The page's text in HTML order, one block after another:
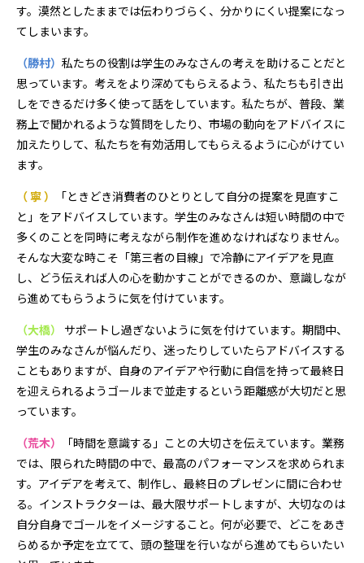
す。漠然としたままでは伝わりづらく、分かりにくい提案になっ
てしまいます。
（勝村） 私たちの役割は学生のみなさんの考えを助けることだと
思っています。考えをより深めてもらえるよう、私たちも引き出
しをできるだけ多く使って話をしています。私たちが、普段、業
務上で聞かれるような質問をしたり、市場の動向をアドバイスに
加えたりして、私たちを有効活用してもらえるように心がけてい
ます。
（ 寧 ）
「ときどき消費者のひとりとして自分の提案を見直すこ
と」をアドバイスしています。学生のみなさんは短い時間の中で
多くのことを同時に考えながら制作を進めなければなりません。
そんな大変な時こそ「第三者の目線」で冷静にアイデアを見直
し、どう伝えれば人の心を動かすことができるのか、意識しなが
ら進めてもらうように気を付けています。
（大橋）
サポートし過ぎないように気を付けています。期間中、
学生のみなさんが悩んだり、迷ったりしていたらアドバイスする
こともありますが、自身のアイデアや行動に自信を持って最終日
を迎えられるようゴールまで並走するという距離感が大切だと思
っています。
（荒木）
「時間を意識する」ことの大切さを伝えています。業務
では、限られた時間の中で、最高のパフォーマンスを求められま
す。アイデアを考えて、制作し、最終日のプレゼンに間に合わせ
る。インストラクターは、最大限サポートしますが、大切なのは
自分自身でゴールをイメージすること。何が必要で、どこをあき
らめるか予定を立てて、頭の整理を行いながら進めてもらいたい